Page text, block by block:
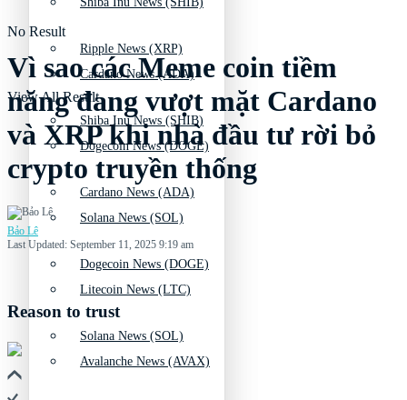
Cardano News (ADA)
Dogecoin News (DOGE)
Solana News (SOL)
Litecoin News (LTC)
Avalanche News (AVAX)
Ripple News (XRP)
Shiba Inu News (SHIB)
Cardano News (ADA)
Dogecoin News (DOGE)
Solana News (SOL)
No Result
View All Result
Vì sao các Meme coin tiềm
năng đang vượt mặt Cardano
và XRP khi nhà đầu tư rời bỏ
crypto truyền thống
Bảo Lê
Last Updated: September 11, 2025 9:19 am
Reason to trust